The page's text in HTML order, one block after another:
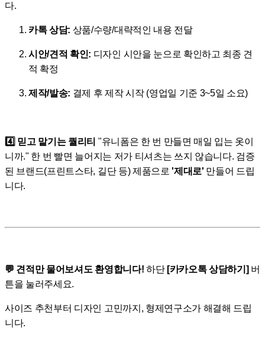
다.
카톡 상담: 상품/수량/대략적인 내용 전달
시안/견적 확인: 디자인 시안을 눈으로 확인하고 최종 견
적 확정
제작/발송: 결제 후 제작 시작 (영업일 기준 3~5일 소요)
4️⃣ 믿고 맡기는 퀄리티 "유니폼은 한 번 만들면 매일 입는 옷이
니까." 한 번 빨면 늘어지는 저가 티셔츠는 쓰지 않습니다. 검증
된 브랜드(프린트스타, 길단 등) 제품으로'제대로' 만들어 드립
니다.
💬 견적만 물어보셔도 환영합니다! 하단 [카카오톡 상담하기] 버
튼을 눌러주세요.
사이즈 추천부터 디자인 고민까지, 형제연구소가 해결해 드립
니다.